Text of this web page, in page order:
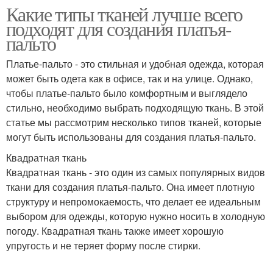
Какие типы тканей лучше всего
подходят для создания платья-
пальто
Платье-пальто - это стильная и удобная одежда, которая
может быть одета как в офисе, так и на улице. Однако,
чтобы платье-пальто было комфортным и выглядело
стильно, необходимо выбрать подходящую ткань. В этой
статье мы рассмотрим несколько типов тканей, которые
могут быть использованы для создания платья-пальто.
Квадратная ткань
Квадратная ткань - это один из самых популярных видов
ткани для создания платья-пальто. Она имеет плотную
структуру и непромокаемость, что делает ее идеальным
выбором для одежды, которую нужно носить в холодную
погоду. Квадратная ткань также имеет хорошую
упругость и не теряет форму после стирки.